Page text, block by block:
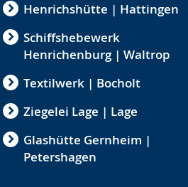
Henrichshütte | Hattingen
Schiffshebewerk
Henrichenburg | Waltrop
Textilwerk | Bocholt
Ziegelei Lage | Lage
Glashütte Gernheim |
Petershagen